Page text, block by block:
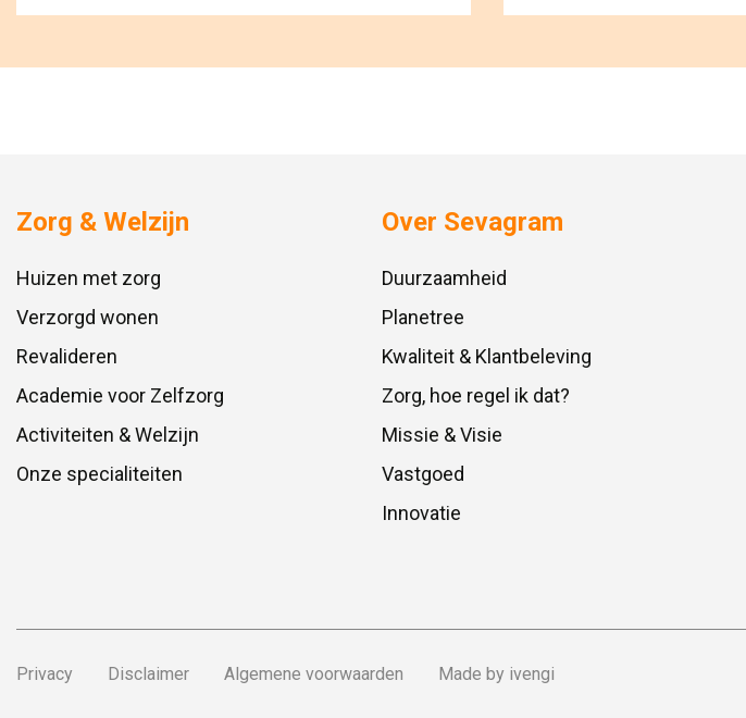
Zorg & Welzijn
Huizen met zorg
Verzorgd wonen
Revalideren
Academie voor Zelfzorg
Activiteiten & Welzijn
Onze specialiteiten
Over Sevagram
Duurzaamheid
Planetree
Kwaliteit & Klantbeleving
Zorg, hoe regel ik dat?
Missie & Visie
Vastgoed
Innovatie
Privacy Disclaimer Algemene voorwaarden Made by ivengi